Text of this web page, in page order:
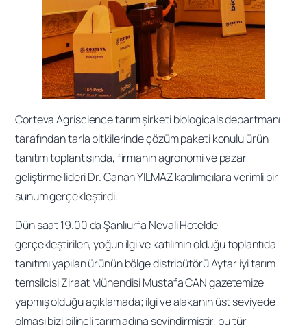
Corteva Agriscience tarım şirketi biologicals departmanı
tarafından tarla bitkilerinde çözüm paketi konulu ürün
tanıtım toplantısında, firmanın agronomi ve pazar
geliştirme lideri Dr. Canan YILMAZ katılımcılara verimli bir
sunum gerçekleştirdi.
Dün saat 19.00 da Şanlıurfa Nevali Hotelde
gerçekleştirilen, yoğun ilgi ve katılımın olduğu toplantıda
tanıtımı yapılan ürünün bölge distribütörü Aytar iyi tarım
temsilcisi Ziraat Mühendisi Mustafa CAN gazetemize
yapmış olduğu açıklamada; ilgi ve alakanın üst seviyede
olması bizi bilinçli tarım adına sevindirmiştir, bu tür